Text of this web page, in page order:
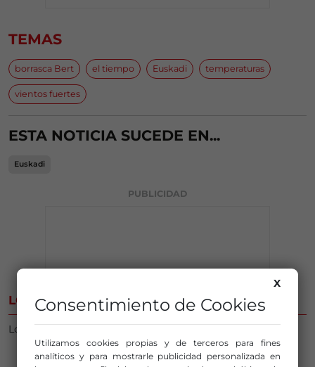
TEMAS
borrasca Bert el tiempo Euskadi temperaturas
vientos fuertes
ESTA NOTICIA SUCEDE EN...
Euskadi
PUBLICIDAD
LO MÁS ESCUCHADO
Lo lamentamos. No hay nada que mostrar aún.
PUBLICIDAD
X
Consentimiento de Cookies
Utilizamos cookies propias y de terceros para fines
analíticos y para mostrarle publicidad personalizada en